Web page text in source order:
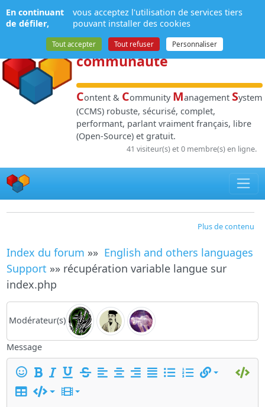
NPDS:Gestion de
contenuet de
communauté
Content & Community Management System
(CCMS) robuste, sécurisé, complet,
performant, parlant vraiment français, libre
(Open-Source) et gratuit.
41 visiteur(s) et 0 membre(s) en ligne.
Plus de contenu
Index du forum »» English and others languages
Support »» récupération variable langue sur
index.php
Modérateur(s)
Message
Panneau de gestion des cookies
En continuant
de défiler,
vous acceptez l'utilisation de services tiers
pouvant installer des cookies
Tout accepter Tout refuser Personnaliser